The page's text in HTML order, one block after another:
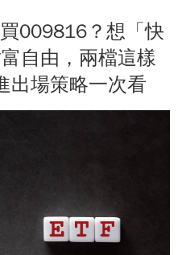
009816？想「快
自由，兩檔這樣
出場策略一次看